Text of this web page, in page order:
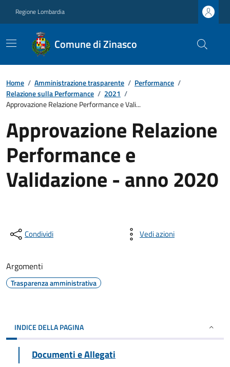
Regione Lombardia
Comune di Zinasco
Home / Amministrazione trasparente / Performance /
Relazione sulla Performance / 2021 /
Approvazione Relazione Performance e Vali...
Approvazione Relazione
Performance e
Validazione - anno 2020
Condividi Vedi azioni
Argomenti
Trasparenza amministrativa
INDICE DELLA PAGINA
Documenti e Allegati